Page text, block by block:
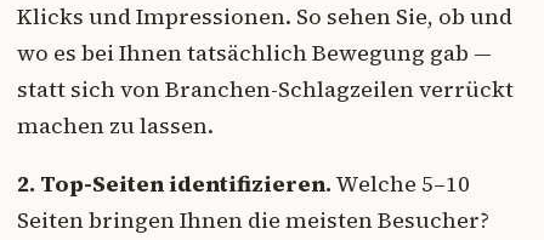
Klicks und Impressionen. So sehen Sie, ob und
wo es bei Ihnen tatsächlich Bewegung gab —
statt sich von Branchen-Schlagzeilen verrückt
machen zu lassen.
2. Top-Seiten identifizieren. Welche 5–10
Seiten bringen Ihnen die meisten Besucher?